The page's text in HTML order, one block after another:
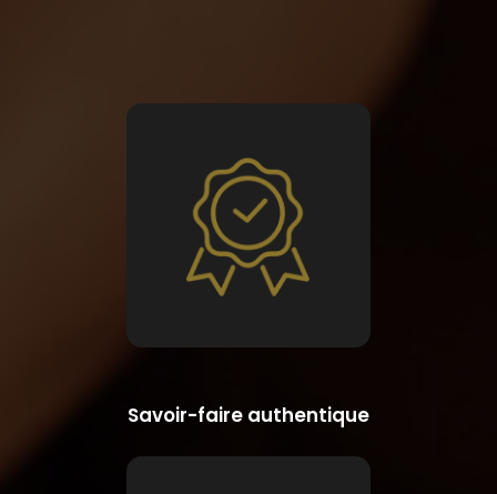
Savoir-faire authentique